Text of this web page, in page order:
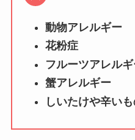
動物アレルギー
花粉症
フルーツアレルギ
蟹アレルギー
しいたけや辛い